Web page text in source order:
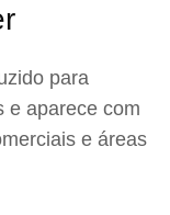
para
e aparece com
e áreas